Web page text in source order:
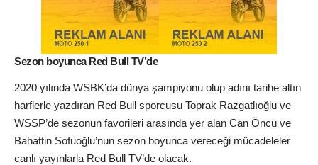
Sezon boyunca Red Bull TV’de
2020 yılında WSBK’da dünya şampiyonu olup adını tarihe altın
harflerle yazdıran Red Bull sporcusu Toprak Razgatlıoğlu ve
WSSP’de sezonun favorileri arasında yer alan Can Öncü ve
Bahattin Sofuoğlu’nun sezon boyunca vereceği mücadeleler
canlı yayınlarla Red Bull TV’de olacak.